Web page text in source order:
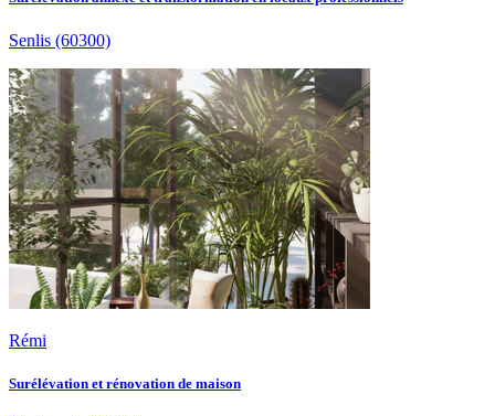
Senlis (60300)
Rémi
Surélévation et rénovation de maison